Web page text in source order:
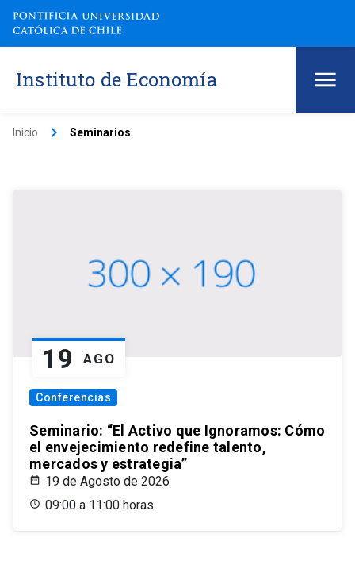
Instituto de Economía
Inicio keyboard_arrow_right Seminarios
19 AGO
Conferencias
Seminario: “El Activo que Ignoramos: Cómo
el envejecimiento redefine talento,
mercados y estrategia”
19 de Agosto de 2026
09:00 a 11:00 horas